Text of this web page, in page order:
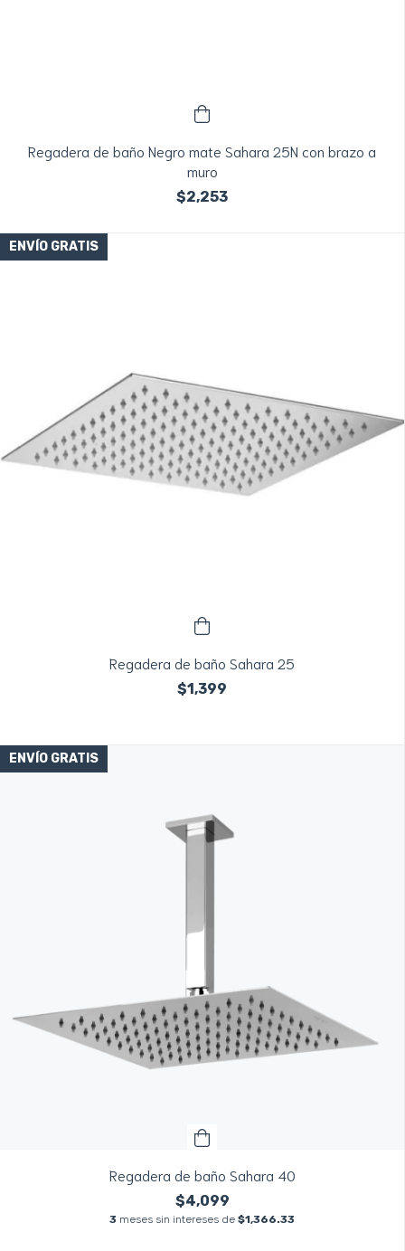
Regadera de baño Negro mate Sahara 25N con brazo a
muro
$2,253
ENVÍO GRATIS
Regadera de baño Sahara 25
$1,399
ENVÍO GRATIS
Regadera de baño Sahara 40
$4,099
3 meses sin intereses de $1,366.33